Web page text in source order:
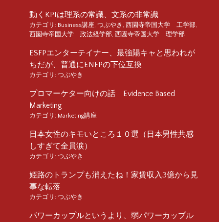
動くKPIは理系の常識、文系の非常識
カテゴリ: Business講座, つぶやき , 西園寺帝国大学 工学部,
西園寺帝国大学 政法経学部, 西園寺帝国大学 理学部
ESFPエンターテイナー、最強陽キャと思われが
ちだが、普通にENFPの下位互換
カテゴリ: つぶやき
プロマーケター向けの話 Evidence Based
Marketing
カテゴリ: Marketing講座
日本女性のキモいところ１０選（日本男性共感
しすぎて全員涙）
カテゴリ: つぶやき
姫路のトランプも消えたね！家賃収入3億から見
事な転落
カテゴリ: つぶやき
パワーカップルというより、弱パワーカップル